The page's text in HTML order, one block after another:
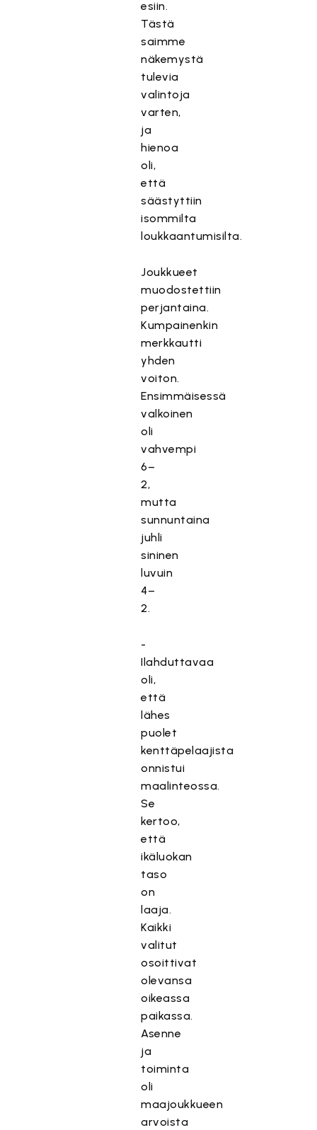
esiin.
Tästä
saimme
näkemystä
tulevia
valintoja
varten,
ja
hienoa
oli,
että
säästyttiin
isommilta
loukkaantumisilta.
Joukkueet
muodostettiin
perjantaina.
Kumpainenkin
merkkautti
yhden
voiton.
Ensimmäisessä
valkoinen
oli
vahvempi
6–
2,
mutta
sunnuntaina
juhli
sininen
luvuin
4–
2.
-
Ilahduttavaa
oli,
että
lähes
puolet
kenttäpelaajista
onnistui
maalinteossa.
Se
kertoo,
että
ikäluokan
taso
on
laaja.
Kaikki
valitut
osoittivat
olevansa
oikeassa
paikassa.
Asenne
ja
toiminta
oli
maajoukkueen
arvoista